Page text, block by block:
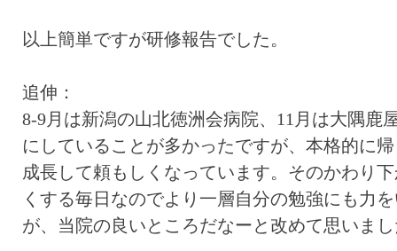
以上簡単ですが研修報告でした。
追伸：
8-9月は新潟の山北徳洲会病院、11月は大隅鹿
にしていることが多かったですが、本格的に
成長して頼もしくなっています。そのかわり
くする毎日なのでより一層自分の勉強にも力
が、当院の良いところだなーと改めて思いま